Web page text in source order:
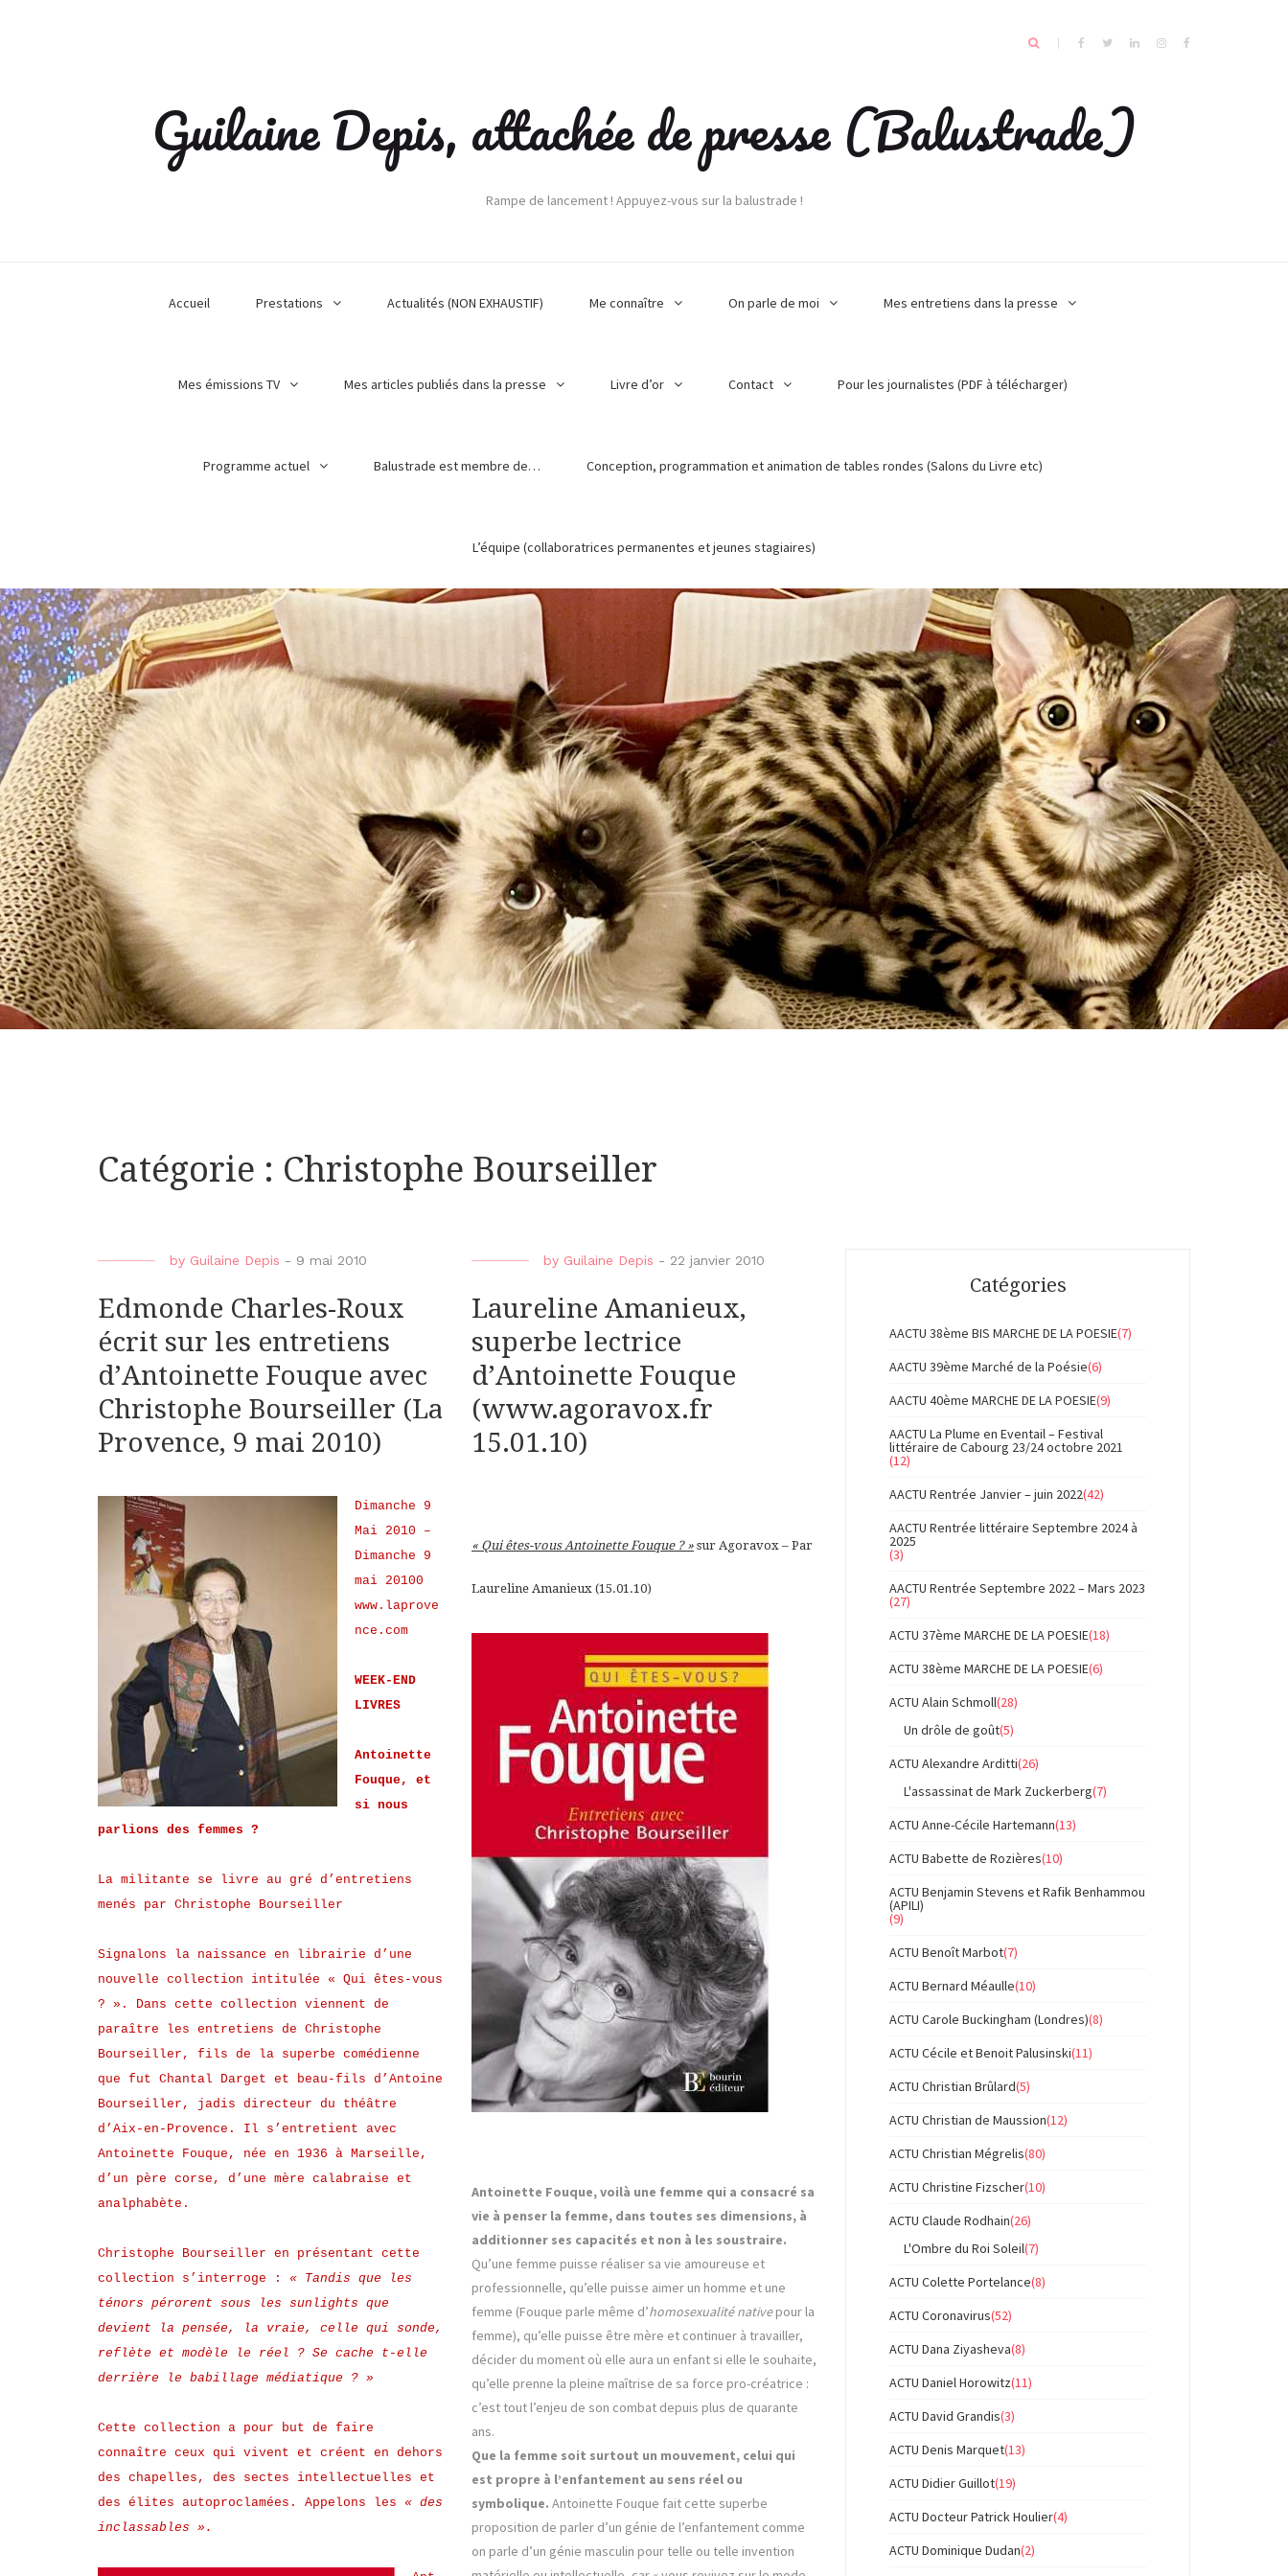
Guilaine Depis, attachée de presse (Balustrade)
Rampe de lancement ! Appuyez-vous sur la balustrade !
Accueil Prestations Actualités (NON EXHAUSTIF) Me connaître On parle de moi Mes entretiens dans la presse
Mes émissions TV Mes articles publiés dans la presse Livre d’or Contact Pour les journalistes (PDF à télécharger)
Programme actuel Balustrade est membre de… Conception, programmation et animation de tables rondes (Salons du Livre etc)
L’équipe (collaboratrices permanentes et jeunes stagiaires)
Catégorie : Christophe Bourseiller
by Guilaine Depis - 9 mai 2010
Edmonde Charles-Roux
écrit sur les entretiens
d’Antoinette Fouque avec
Christophe Bourseiller (La
Provence, 9 mai 2010)
Dimanche 9
Mai 2010 –
Dimanche 9
mai 20100
www.laprove
nce.com
WEEK-END
LIVRES
Antoinette
Fouque, et
si nous
parlions des femmes ?
La militante se livre au gré d’entretiens
menés par Christophe Bourseiller
Signalons la naissance en librairie d’une
nouvelle collection intitulée « Qui êtes-vous
? ». Dans cette collection viennent de
paraître les entretiens de Christophe
Bourseiller, fils de la superbe comédienne
que fut Chantal Darget et beau-fils d’Antoine
Bourseiller, jadis directeur du théâtre
d’Aix-en-Provence. Il s’entretient avec
Antoinette Fouque, née en 1936 à Marseille,
d’un père corse, d’une mère calabraise et
analphabète.
Christophe Bourseiller en présentant cette
collection s’interroge : « Tandis que les
ténors pérorent sous les sunlights que
devient la pensée, la vraie, celle qui sonde,
reflète et modèle le réel ? Se cache t-elle
derrière le babillage médiatique ? »
Cette collection a pour but de faire
connaître ceux qui vivent et créent en dehors
des chapelles, des sectes intellectuelles et
des élites autoproclamées. Appelons les « des
inclassables ».
by Guilaine Depis - 22 janvier 2010
Laureline Amanieux,
superbe lectrice
d’Antoinette Fouque
(www.agoravox.fr
15.01.10)
« Qui êtes-vous Antoinette Fouque ? » sur Agoravox – Par
Laureline Amanieux (15.01.10)
Antoinette Fouque, voilà une femme qui a consacré sa
vie à penser la femme, dans toutes ses dimensions, à
additionner ses capacités et non à les soustraire.
Qu’une femme puisse réaliser sa vie amoureuse et
professionnelle, qu’elle puisse aimer un homme et une
femme (Fouque parle même d’homosexualité nativepour la
femme), qu’elle puisse être mère et continuer à travailler,
décider du moment où elle aura un enfant si elle le souhaite,
qu’elle prenne la pleine maîtrise de sa force pro-créatrice :
c’est tout l’enjeu de son combat depuis plus de quarante
ans.
Que la femme soit surtout un mouvement, celui qui
est propre à l’enfantement au sens réel ou
symbolique. Antoinette Fouque fait cette superbe
proposition de parler d’un génie de l’enfantement comme
on parle d’un génie masculin pour telle ou telle invention
Catégories
AACTU 38ème BIS MARCHE DE LA POESIE(7)
AACTU 39ème Marché de la Poésie(6)
AACTU 40ème MARCHE DE LA POESIE(9)
AACTU La Plume en Eventail – Festival
littéraire de Cabourg 23/24 octobre 2021
(12)
AACTU Rentrée Janvier – juin 2022(42)
AACTU Rentrée littéraire Septembre 2024 à
2025
(3)
AACTU Rentrée Septembre 2022 – Mars 2023
(27)
ACTU 37ème MARCHE DE LA POESIE(18)
ACTU 38ème MARCHE DE LA POESIE(6)
ACTU Alain Schmoll(28)
Un drôle de goût(5)
ACTU Alexandre Arditti(26)
L'assassinat de Mark Zuckerberg(7)
ACTU Anne-Cécile Hartemann(13)
ACTU Babette de Rozières(10)
ACTU Benjamin Stevens et Rafik Benhammou
(APILI)
(9)
ACTU Benoît Marbot(7)
ACTU Bernard Méaulle(10)
ACTU Carole Buckingham (Londres)(8)
ACTU Cécile et Benoit Palusinski(11)
ACTU Christian Brûlard(5)
ACTU Christian de Maussion(12)
ACTU Christian Mégrelis(80)
ACTU Christine Fizscher(10)
ACTU Claude Rodhain(26)
L'Ombre du Roi Soleil(7)
ACTU Colette Portelance(8)
ACTU Coronavirus(52)
ACTU Dana Ziyasheva(8)
ACTU Daniel Horowitz(11)
ACTU David Grandis(3)
ACTU Denis Marquet(13)
ACTU Didier Guillot(19)
ACTU Docteur Patrick Houlier(4)
ACTU Dominique Dudan(2)